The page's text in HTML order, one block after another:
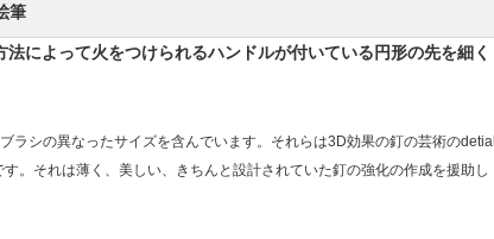
筆
によって火をつけられるハンドルが付いている円形の先を細く
ラシの異なったサイズを含んでいます。それらは3D効果の釘の芸術のdetial
。それは薄く、美しい、きちんと設計されていた釘の強化の作成を援助し